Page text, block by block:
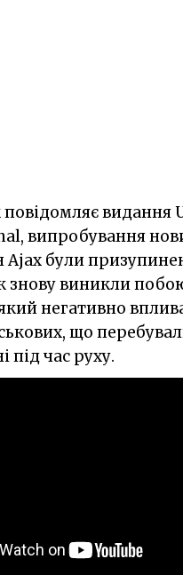
видання
випробування
були
знову виникли
негативно
що
під час руху.